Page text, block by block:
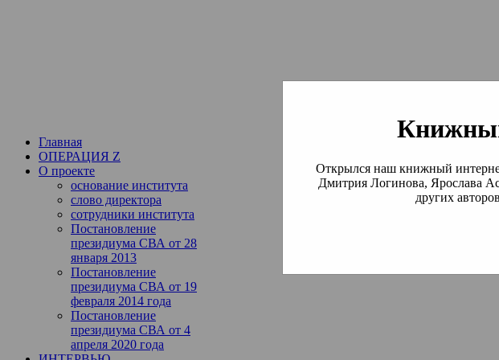
Открылся наш книжный
Дмитрия Логинова, Ярослава
других
Институт богословия Русской
Главная
ОПЕРАЦИЯ Z
О проекте
основание института
слово директора
сотрудники института
Постановление
президиума СВА от 28
января 2013
Постановление
президиума СВА от 19
февраля 2014 года
Постановление
президиума СВА от 4
апреля 2020 года